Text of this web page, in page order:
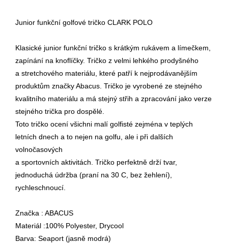
Junior funkční golfové tričko CLARK POLO
Klasické junior funkční tričko s krátkým rukávem a límečkem,
zapínání na knoflíčky. Tričko z velmi lehkého prodyšného
a stretchového materiálu, které patří k nejprodávanějším
produktům značky Abacus. Tričko je vyrobené ze stejného
kvalitního materiálu a má stejný střih a zpracování jako verze
stejného trička pro dospělé.
Toto tričko ocení všichni malí golfisté zejména v teplých
letních dnech a to nejen na golfu, ale i při dalších
volnočasových
a sportovních aktivitách. Tričko perfektně drží tvar,
jednoduchá údržba (praní na 30 C, bez žehlení),
rychleschnoucí.
Značka : ABACUS
Materiál :100% Polyester, Drycool
Barva: Seaport (jasně modrá)